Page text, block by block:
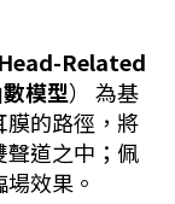
Head-Related
模型） 為基
膜的路徑，將
聲道之中；佩
效果。